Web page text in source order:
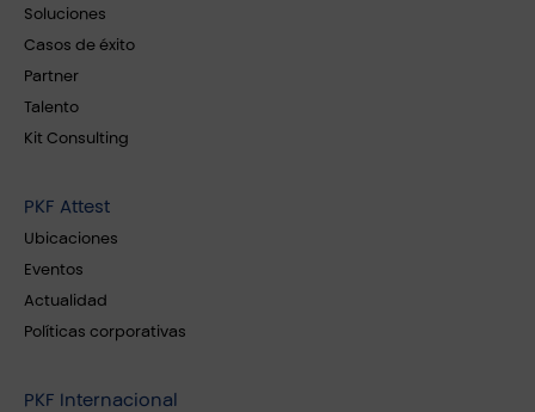
Soluciones
Casos de éxito
Partner
Talento
Kit Consulting
PKF Attest
Ubicaciones
Eventos
Actualidad
Políticas corporativas
PKF Internacional